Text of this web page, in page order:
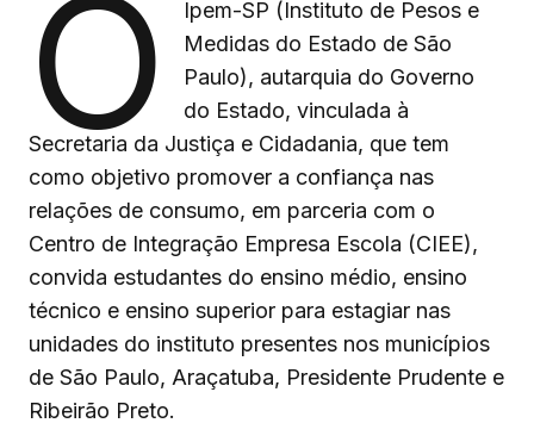
O
Ipem-SP (Instituto de Pesos e
Medidas do Estado de São
Paulo), autarquia do Governo
do Estado, vinculada à
Secretaria da Justiça e Cidadania, que tem
como objetivo promover a confiança nas
relações de consumo, em parceria com o
Centro de Integração Empresa Escola (CIEE),
convida estudantes do ensino médio, ensino
técnico e ensino superior para estagiar nas
unidades do instituto presentes nos municípios
de São Paulo, Araçatuba, Presidente Prudente e
Ribeirão Preto.